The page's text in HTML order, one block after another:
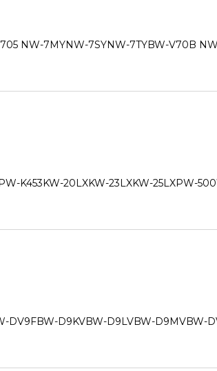
NW-7MYNW-7SYNW-7TYBW-V70B
K453KW-20LXKW-23LXKW-25LXPW-
DV9FBW-D9KVBW-D9LVBW-D9MVBW-